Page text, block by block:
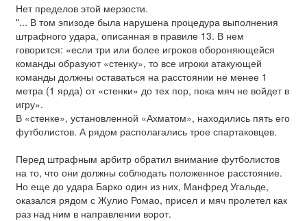
Нет пределов этой мерзости.
"... В том эпизоде была нарушена процедура выполнения
штрафного удара, описанная в правиле 13. В нем
говорится: «если три или более игроков обороняющейся
команды образуют «стенку», то все игроки атакующей
команды должны оставаться на расстоянии не менее 1
метра (1 ярда) от «стенки» до тех пор, пока мяч не войдет в
игру».
В «стенке», установленной «Ахматом», находились пять его
футболистов. А рядом располагались трое спартаковцев.
Перед штрафным арбитр обратил внимание футболистов
на то, что они должны соблюдать положенное расстояние.
Но еще до удара Барко один из них, Манфред Угальде,
оказался рядом с Жулио Ромао, присел и мяч пролетел как
раз над ним в направлении ворот.